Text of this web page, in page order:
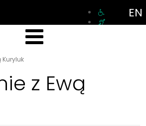
EN
Kuryluk
z Ewą